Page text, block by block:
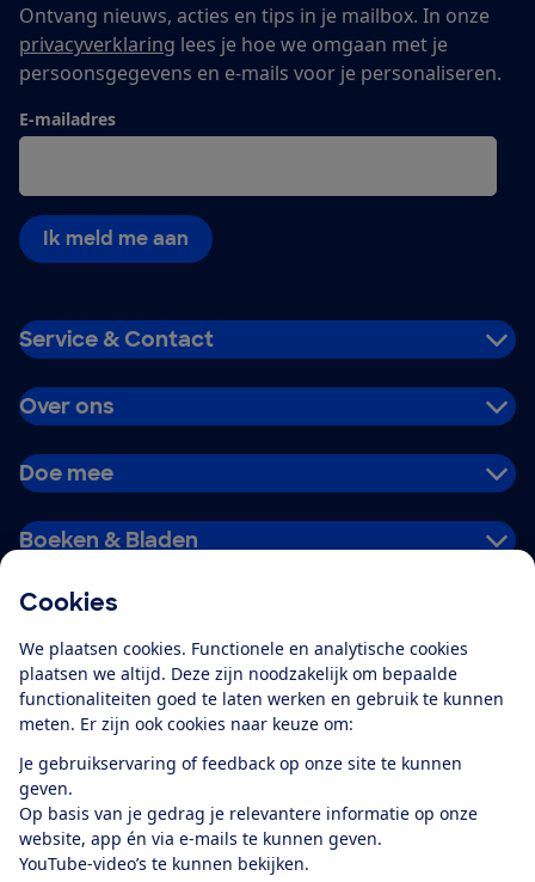
Cookies
We plaatsen cookies. Functionele en analytische cookies
plaatsen we altijd. Deze zijn noodzakelijk om bepaalde
functionaliteiten goed te laten werken en gebruik te kunnen
meten. Er zijn ook cookies naar keuze om:
Je gebruikservaring of feedback op onze site te kunnen
geven.
Op basis van je gedrag je relevantere informatie op onze
website, app én via e-mails te kunnen geven.
YouTube-video’s te kunnen bekijken.
Ontvang nieuws, acties en tips in je mailbox. In onze
privacyverklaring lees je hoe we omgaan met je
persoonsgegevens en e-mails voor je personaliseren.
E-mailadres
Ik meld me aan
Service & Contact
Over ons
Doe mee
Boeken & Bladen
Alles over de
app
Algemene Voorwaarden
Privacyverklaring
Cookiebeleid
Privacyvoorkeuren